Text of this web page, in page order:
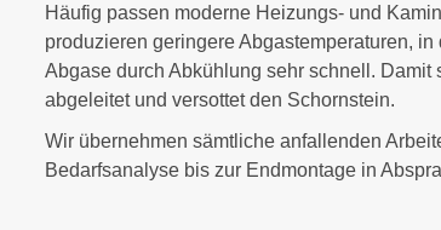
Häufig passen moderne Heizungs- und
produzieren geringere Abgastemperaturen,
Abgase durch Abkühlung sehr schnell.
abgeleitet und versottet den Schornstein.
Wir übernehmen sämtliche anfallenden
Bedarfsanalyse bis zur Endmontage in